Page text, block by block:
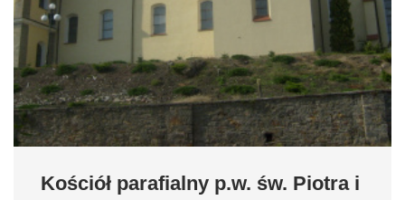
Kościół parafialny p.w. św. Piotra i